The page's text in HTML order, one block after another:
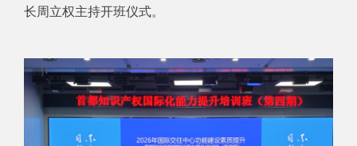
长周立权主持开班仪式。